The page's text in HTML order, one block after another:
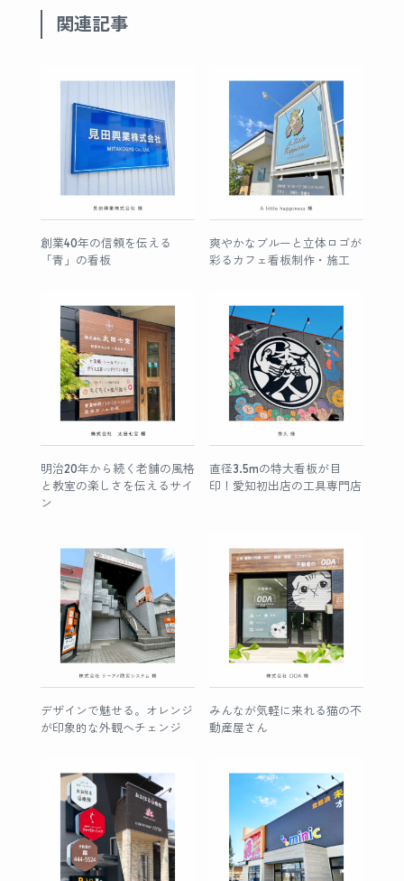
関連記事
創業40年の信頼を伝える
「青」の看板
爽やかなブルーと立体ロゴが
彩るカフェ看板制作・施工
明治20年から続く老舗の風格
と教室の楽しさを伝えるサイ
ン
直径3.5mの特大看板が目
印！愛知初出店の工具専門店
デザインで魅せる。オレンジ
が印象的な外観へチェンジ
みんなが気軽に来れる猫の不
動産屋さん